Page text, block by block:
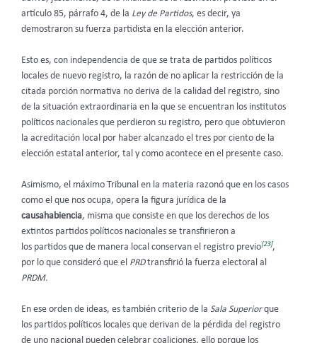
artículo 85, párrafo 4, de la Ley de Partidos, es decir, ya
demostraron su fuerza partidista en la elección anterior.
Esto es, con independencia de que se trata de partidos políticos
locales de nuevo registro, la razón de no aplicar la restricción de la
citada porción normativa no deriva de la calidad del registro, sino
de la situación extraordinaria en la que se encuentran los institutos
políticos nacionales que perdieron su registro, pero que obtuvieron
la acreditación local por haber alcanzado el tres por ciento de la
elección estatal anterior, tal y como acontece en el presente caso.
Asimismo, el máximo Tribunal en la materia razonó que en los casos
como el que nos ocupa, opera la figura jurídica de la
causahabiencia, misma que consiste en que los derechos de los
extintos partidos políticos nacionales se transfirieron a
los partidos que de manera local conservan el registro previo[23],
por lo que consideró que el PRDtransfirió la fuerza electoral al
PRDM.
En ese orden de ideas, es también criterio de la Sala Superiorque
los partidos políticos locales que derivan de la pérdida del registro
de uno nacional pueden celebrar coaliciones, ello porque los